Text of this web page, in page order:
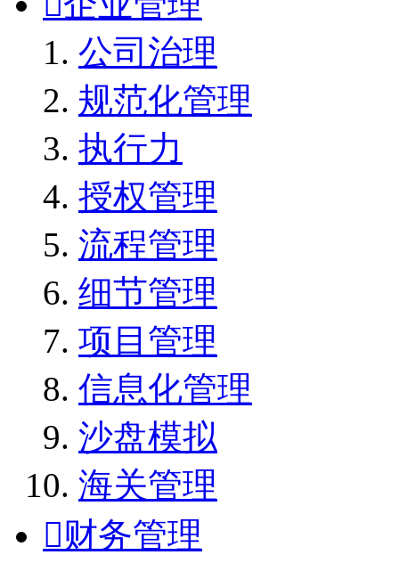
公司治理
规范化管理
执行力
授权管理
流程管理
细节管理
项目管理
信息化管理
沙盘模拟
海关管理
财务管理